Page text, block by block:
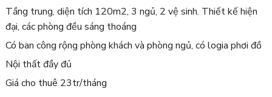
Tầng trung, diện tích 120m2, 3 ngủ, 2 vệ sinh. Thiết kế hiện
đại, các phòng đều sáng thoáng
Có ban công rộng phòng khách và phòng ngủ, có logia phơi đồ
Nội thất đầy đủ
Giá cho thuê 23tr/tháng